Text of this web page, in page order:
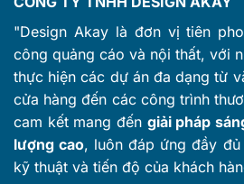
"Design Akay là đơn vị tiên
công quảng cáo và nội thất, với
thực hiện các dự án đa dạng từ
cửa hàng đến các công trình
cam kết mang đến giải pháp
lượng cao, luôn đáp ứng đầy
kỹ thuật và tiến độ của khách